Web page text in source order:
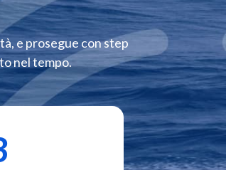
e prosegue con step
nel tempo.